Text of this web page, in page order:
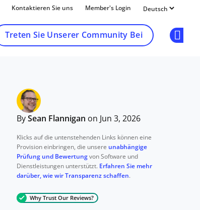
Kontaktieren Sie uns Member's Login
Treten Sie Unserer Community Bei
By Sean Flannigan on Jun 3, 2026
Klicks auf die untenstehenden Links können eine
Provision einbringen, die unsere unabhängige
Prüfung und Bewertung von Software und
Dienstleistungen unterstützt. Erfahren Sie mehr
darüber, wie wir Transparenz schaffen.
Why Trust Our Reviews?